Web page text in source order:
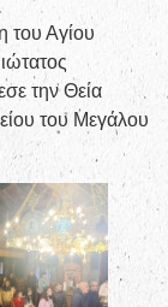
του Αγίου
την Θεία
του Μεγάλου